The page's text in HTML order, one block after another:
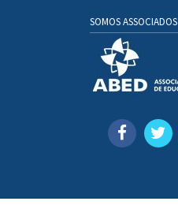
SOMOS ASSOCIADOS